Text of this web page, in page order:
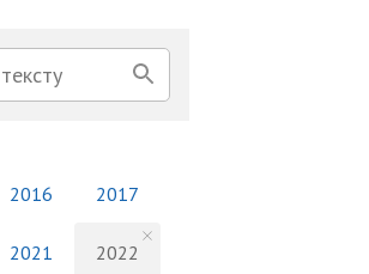
2016 2017
2021 2022